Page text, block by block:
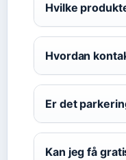
Hvilke
Hvordan
Er det
Kan jeg få